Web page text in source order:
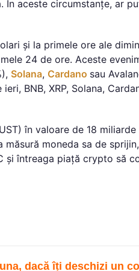
aceste circumstanțe, ar
și la primele ore ale
24 de ore. Aceste
Solana, Cardano sau
BNB, XRP, Solana,
în valoare de 18
moneda sa de
și întreaga piață crypto să
dacă îți deschizi un